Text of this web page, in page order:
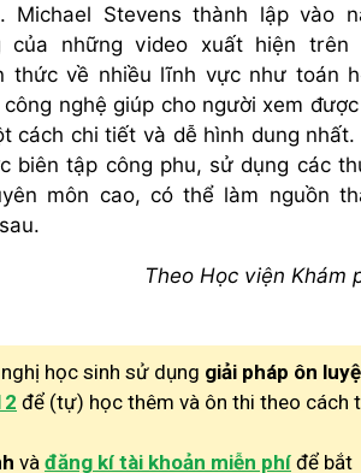
Michael Stevens thành lập vào
của những video xuất hiện trên
thức về nhiều lĩnh vực như toán
nghệ giúp cho người xem
cách chi tiết và dễ hình dung nhất.
biên tập công phu, sử dụng các
môn cao, có thể làm nguồn
Theo Học viện Khám
học sinh sử dụng giải pháp ôn
để (tự) học thêm và ôn thi theo cách
và đăng kí tài khoản miễn phí để bắt